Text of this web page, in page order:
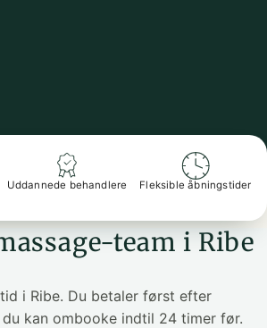
Uddannede behandlere Fleksible åbningstider
team i Ribe
i Ribe. Du betaler først efter
kan ombooke indtil 24 timer før.